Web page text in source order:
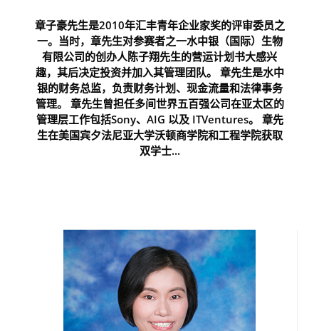
章子豪先生是2010年汇丰青年企业家奖的评审委员之
一。当时，章先生对参赛者之一水中银（国际）生物
有限公司的创办人陈子翔先生的营运计划书大感兴
趣，其后决定投资并加入其管理团队。 章先生是水中
银的财务总监，负责财务计划、现金流量和法律事务
管理。 章先生曾担任多间世界五百强公司在亚太区的
管理层工作包括Sony、AIG 以及 ITVentures。 章先
生在美国宾夕法尼亚大学沃顿商学院和工程学院获取
双学士...